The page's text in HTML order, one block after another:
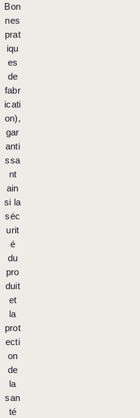
Bon
nes
prat
iqu
es
de
fabr
icati
on),
gar
anti
ssa
nt
ain
si la
séc
urit
é
du
pro
duit
et
la
prot
ecti
on
de
la
san
té